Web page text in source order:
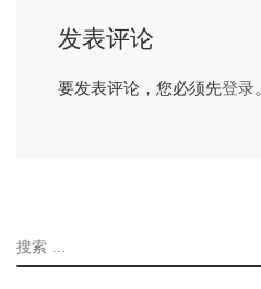
发表评论
要发表评论，您必须先登录。
搜索